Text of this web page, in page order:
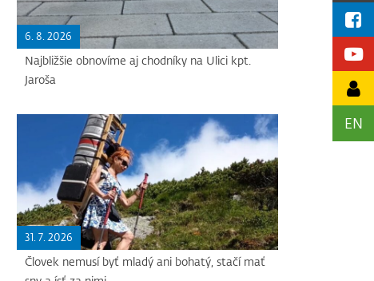
EN
6. 8. 2026
Najbližšie obnovíme aj chodníky na Ulici kpt.
Jaroša
31. 7. 2026
Človek nemusí byť mladý ani bohatý, stačí mať